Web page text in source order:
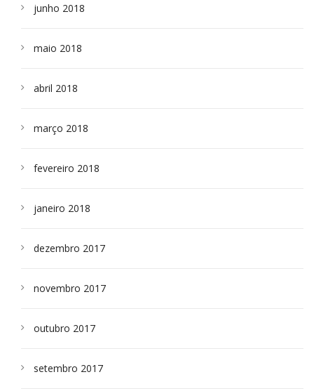
junho 2018
maio 2018
abril 2018
março 2018
fevereiro 2018
janeiro 2018
dezembro 2017
novembro 2017
outubro 2017
setembro 2017